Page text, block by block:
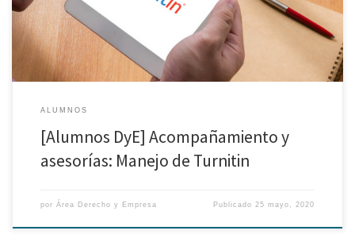
Bibliotecas PUCP. Para asesorías […]
ALUMNOS
[Alumnos DyE] Acompañamiento y
asesorías: Manejo de Turnitin
por Área Derecho y Empresa Publicado 25 mayo, 2020